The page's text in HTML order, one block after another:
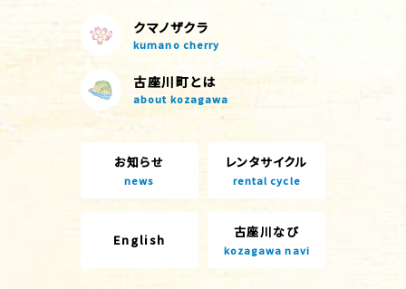
クマノザクラ
kumano cherry
古座川町とは
about kozagawa
お知らせ
news
レンタサイクル
rental cycle
English 古座川なび
kozagawa navi